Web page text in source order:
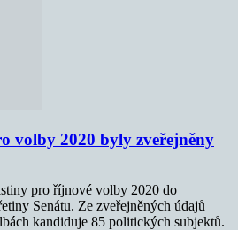
volby 2020 byly zveřejněny
pro říjnové volby 2020 do
Senátu. Ze zveřejněných údajů
kandiduje 85 politických subjektů.